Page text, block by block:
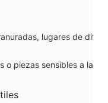
lugares de difícil
o piezas sensibles a la